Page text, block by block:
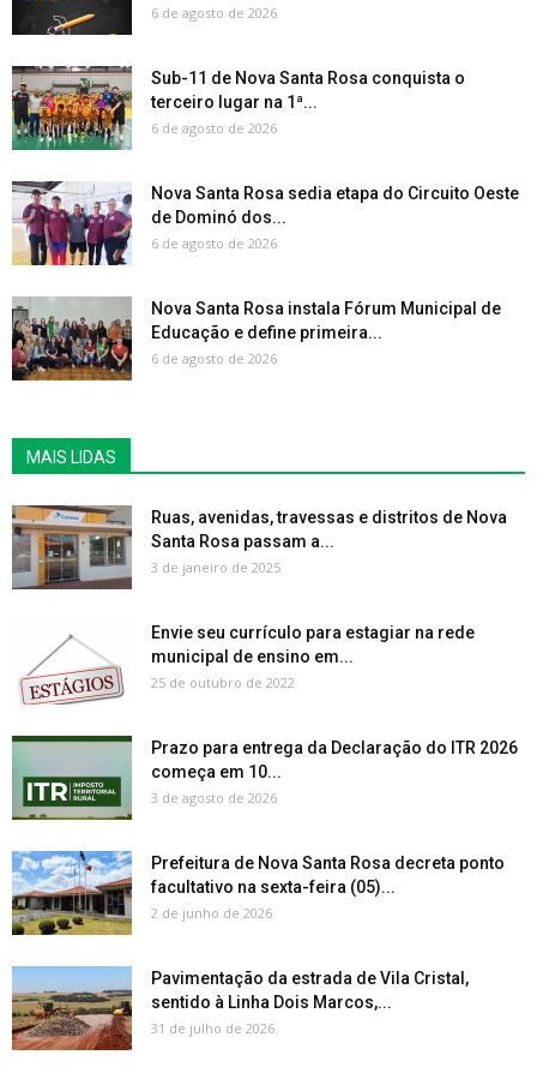
6 de agosto de 2026
Sub-11 de Nova Santa Rosa conquista o
terceiro lugar na 1ª...
6 de agosto de 2026
Nova Santa Rosa sedia etapa do Circuito Oeste
de Dominó dos...
6 de agosto de 2026
Nova Santa Rosa instala Fórum Municipal de
Educação e define primeira...
6 de agosto de 2026
MAIS LIDAS
Ruas, avenidas, travessas e distritos de Nova
Santa Rosa passam a...
3 de janeiro de 2025
Envie seu currículo para estagiar na rede
municipal de ensino em...
25 de outubro de 2022
Prazo para entrega da Declaração do ITR 2026
começa em 10...
3 de agosto de 2026
Prefeitura de Nova Santa Rosa decreta ponto
facultativo na sexta-feira (05)...
2 de junho de 2026
Pavimentação da estrada de Vila Cristal,
sentido à Linha Dois Marcos,...
31 de julho de 2026